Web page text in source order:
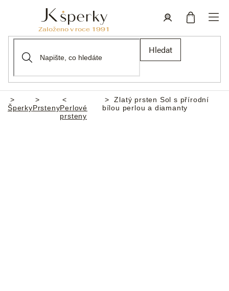
Hledat
Domů
ŠperkyPrstenyPerlové
prsteny
Zlatý prsten Sol s přírodní
bílou perlou a diamanty